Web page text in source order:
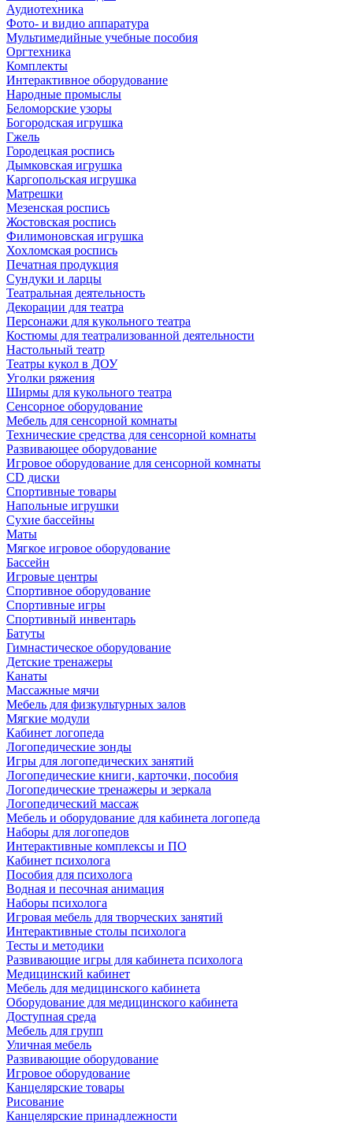
Аудиотехника
Фото- и видио аппаратура
Мультимедийные учебные пособия
Оргтехника
Комплекты
Интерактивное оборудование
Народные промыслы
Беломорские узоры
Богородская игрушка
Гжель
Городецкая роспись
Дымковская игрушка
Каргопольская игрушка
Матрешки
Мезенская роспись
Жостовская роспись
Филимоновская игрушка
Хохломская роспись
Печатная продукция
Сундуки и ларцы
Театральная деятельность
Декорации для театра
Персонажи для кукольного театра
Костюмы для театрализованной деятельности
Настольный театр
Театры кукол в ДОУ
Уголки ряжения
Ширмы для кукольного театра
Сенсорное оборудование
Мебель для сенсорной комнаты
Технические средства для сенсорной комнаты
Развивающее оборудование
Игровое оборудование для сенсорной комнаты
CD диски
Спортивные товары
Напольные игрушки
Сухие бассейны
Маты
Мягкое игровое оборудование
Бассейн
Игровые центры
Спортивное оборудование
Спортивные игры
Спортивный инвентарь
Батуты
Гимнастическое оборудование
Детские тренажеры
Канаты
Массажные мячи
Мебель для физкультурных залов
Мягкие модули
Кабинет логопеда
Логопедические зонды
Игры для логопедических занятий
Логопедические книги, карточки, пособия
Логопедические тренажеры и зеркала
Логопедический массаж
Мебель и оборудование для кабинета логопеда
Наборы для логопедов
Интерактивные комплексы и ПО
Кабинет психолога
Пособия для психолога
Водная и песочная анимация
Наборы психолога
Игровая мебель для творческих занятий
Интерактивные столы психолога
Тесты и методики
Развивающие игры для кабинета психолога
Медицинский кабинет
Мебель для медицинского кабинета
Оборудование для медицинского кабинета
Доступная среда
Мебель для групп
Уличная мебель
Развивающие оборудование
Игровое оборудование
Канцелярские товары
Рисование
Канцелярские принадлежности